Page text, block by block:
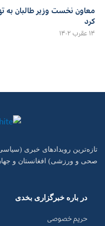
معاون نخست وزیر طالبان به
کرد
۱۴ عقرب ۱۴۰۲
تازه‌ترین رویدادهای خبری
صحی و ورزشی) افغانستان و
در باره خبرگزاری بخدی
حریم خصوصی